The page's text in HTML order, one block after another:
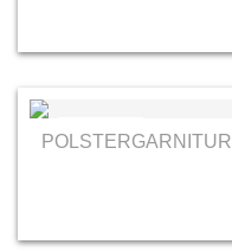
Planpolster